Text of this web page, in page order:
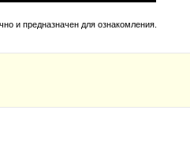
и предназначен для ознакомления.